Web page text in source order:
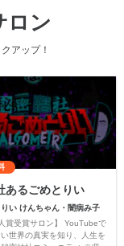
ロン
アップ！
あるごめとりい
い けんちゃん・闇病み子
賞受賞サロン】 YouTubeで
世界の真実を知り、人生を